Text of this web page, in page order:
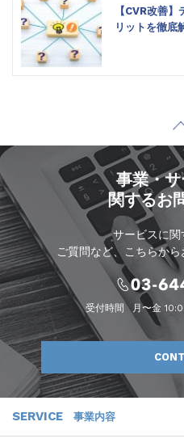
【CVR改善
リットを徹底
事業・
関するお
サービスに
ご質問など、こちらから
受付時間 月〜金
SERVICE 事業内容